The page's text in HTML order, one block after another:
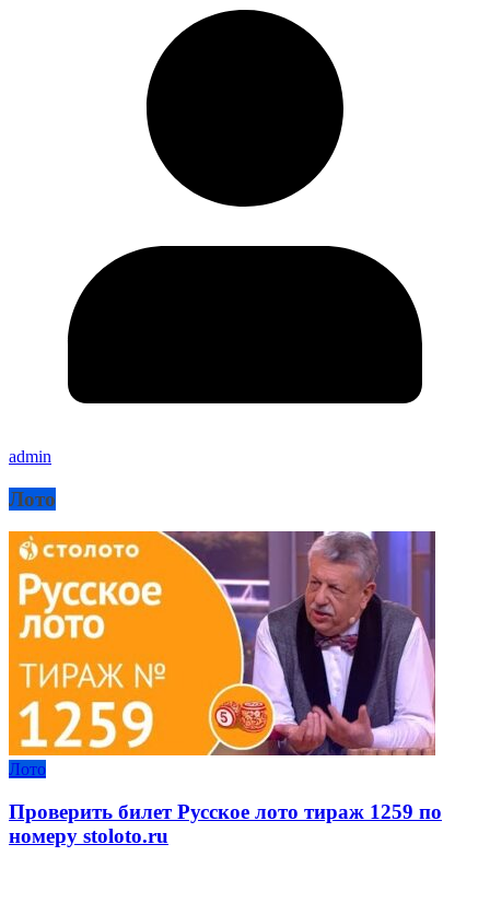
admin
Лото
Лото
Проверить билет Русское лото тираж 1259 по
номеру stoloto.ru